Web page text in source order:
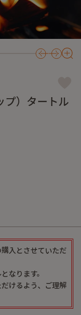
プ）タートル
購入とさせていただ
なります。
けるよう、ご理解